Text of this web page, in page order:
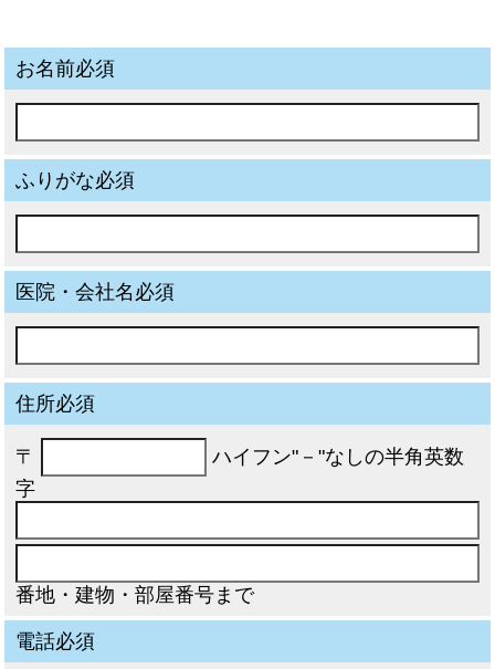
お名前必須
ふりがな必須
医院・会社名必須
住所必須
〒
ハイフン"－"なしの半角英数
字
番地・建物・部屋番号まで
電話必須